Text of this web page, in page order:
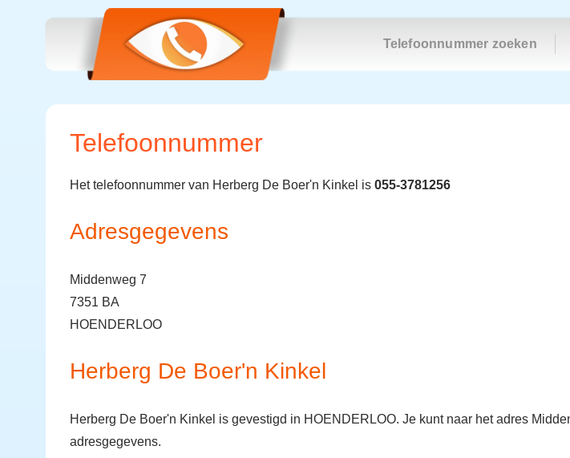
Telefoonnummer zoeken
Telefoonnummer
Het telefoonnummer van Herberg De Boer'n Kinkel is 055-3781256
Adresgegevens
Middenweg 7
7351 BA
HOENDERLOO
Herberg De Boer'n Kinkel
Herberg De Boer'n Kinkel is gevestigd in HOENDERLOO. Je kunt naar het adres
adresgegevens.